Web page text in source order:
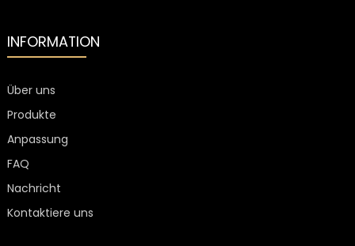
INFORMATION
Über uns
Produkte
Anpassung
FAQ
Nachricht
Kontaktiere uns